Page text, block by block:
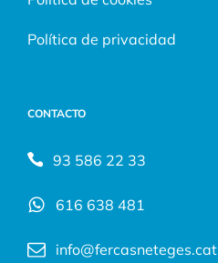
Política de privacidad
CONTACTO
93 586 22 33
616 638 481
info@fercasneteges.cat